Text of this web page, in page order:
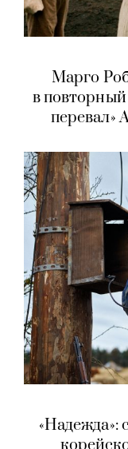
Марго
в повторный
перевал»
«Надежда»: